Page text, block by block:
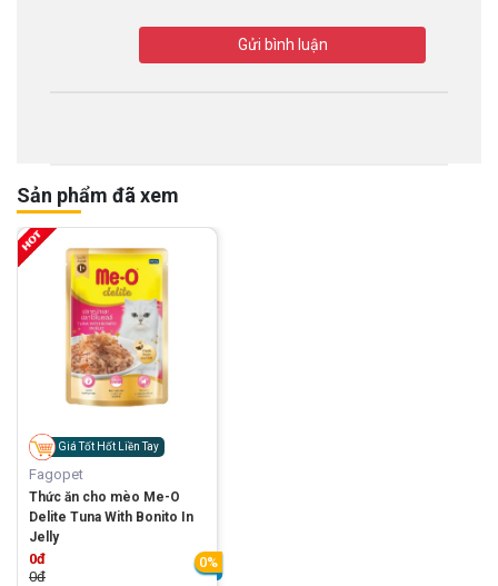
Gửi bình luận
Sản phẩm đã xem
Giá Tốt Hốt Liền Tay
Fagopet
Thức ăn cho mèo Me-O
Delite Tuna With Bonito In
Jelly
0đ
0đ
0%